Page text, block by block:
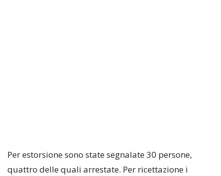
Per estorsione sono state segnalate 30 persone,
quattro delle quali arrestate. Per ricettazione i